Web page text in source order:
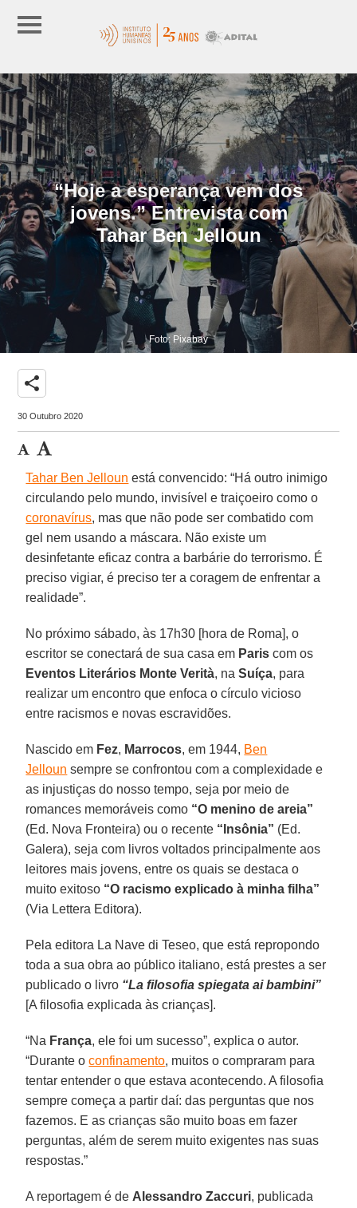
“Hoje a esperança vem dos
jovens.” Entrevista com
Tahar Ben Jelloun
Foto: Pixabay
share
30 Outubro 2020
Tahar Ben Jelloun está convencido: “Há outro inimigo
circulando pelo mundo, invisível e traiçoeiro como o
coronavírus, mas que não pode ser combatido com
gel nem usando a máscara. Não existe um
desinfetante eficaz contra a barbárie do terrorismo. É
preciso vigiar, é preciso ter a coragem de enfrentar a
realidade”.
No próximo sábado, às 17h30 [hora de Roma], o
escritor se conectará de sua casa em Paris com os
Eventos Literários Monte Verità, naSuíça, para
realizar um encontro que enfoca o círculo vicioso
entre racismos e novas escravidões.
Nascido em Fez, Marrocos, em 1944, Ben
Jelloun sempre se confrontou com a complexidade e
as injustiças do nosso tempo, seja por meio de
romances memoráveis ​​como “O menino de areia”
(Ed. Nova Fronteira) ou o recente “Insônia” (Ed.
Galera), seja com livros voltados principalmente aos
leitores mais jovens, entre os quais se destaca o
muito exitoso “O racismo explicado à minha filha”
(Via Lettera Editora).
Pela editora La Nave di Teseo, que está repropondo
toda a sua obra ao público italiano, está prestes a ser
publicado o livro “La filosofia spiegata ai bambini”
[A filosofia explicada às crianças].
“Na França, ele foi um sucesso”, explica o autor.
“Durante oconfinamento, muitos o compraram para
tentar entender o que estava acontecendo. A filosofia
sempre começa a partir daí: das perguntas que nos
fazemos. E as crianças são muito boas em fazer
perguntas, além de serem muito exigentes nas suas
respostas.”
A reportagem é de Alessandro Zaccuri, publicada